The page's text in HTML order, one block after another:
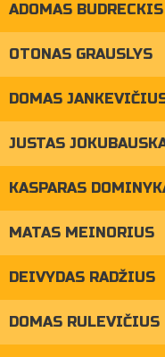
ADOMAS BUDRECKIS
OTONAS GRAUSLYS
DOMAS
JUSTAS
KASPARAS
MATAS MEINORIUS
DEIVYDAS RADŽIUS
DOMAS RULEVIČIUS